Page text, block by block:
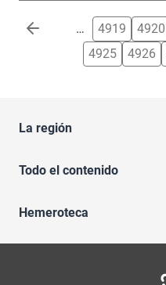
Paginación … 4919 4920
4925
4926
La región
Todo el contenido
Hemeroteca